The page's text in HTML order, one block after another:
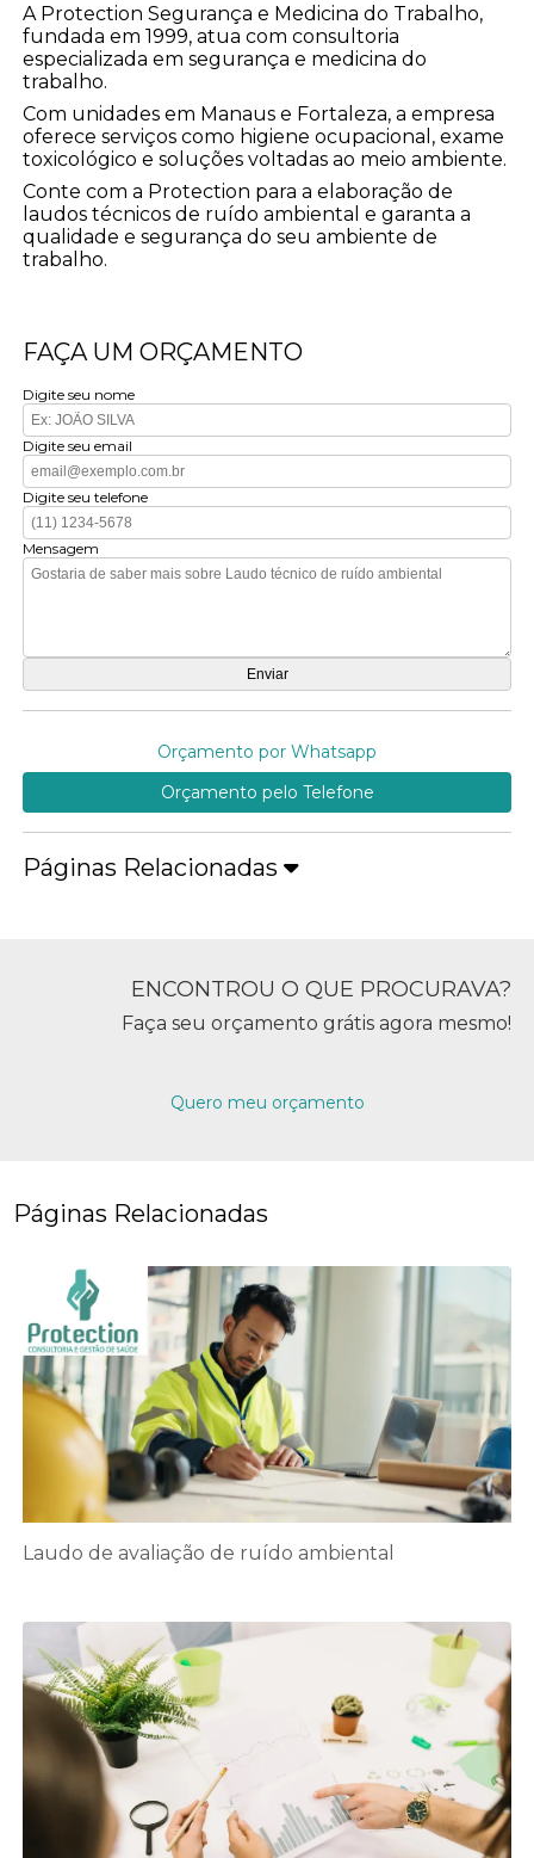
A Protection Segurança e Medicina do Trabalho,
fundada em 1999, atua com consultoria
especializada em segurança e medicina do
trabalho.
Com unidades em Manaus e Fortaleza, a empresa
oferece serviços como higiene ocupacional, exame
toxicológico e soluções voltadas ao meio ambiente.
Conte com a Protection para a elaboração de
laudos técnicos de ruído ambiental e garanta a
qualidade e segurança do seu ambiente de
trabalho.
FAÇA UM ORÇAMENTO
Digite seu nome
Digite seu email
Digite seu telefone
Mensagem
Orçamento por Whatsapp
Orçamento pelo Telefone
Páginas Relacionadas
ENCONTROU O QUE PROCURAVA?
Faça seu orçamento grátis agora mesmo!
Quero meu orçamento
Páginas Relacionadas
Laudo de avaliação de ruído ambiental